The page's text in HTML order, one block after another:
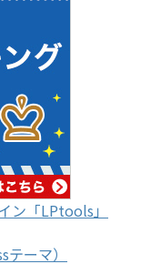
ン「LPtools」
ーマ）